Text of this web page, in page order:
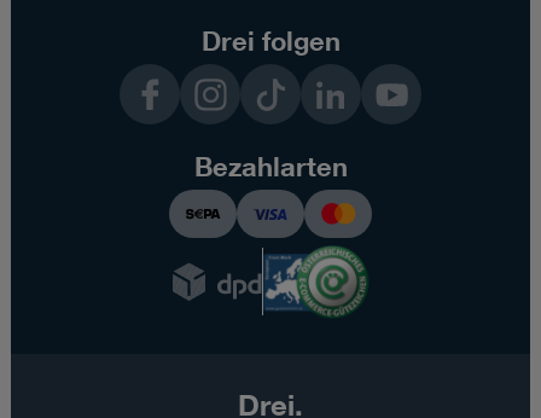
Drei folgen
InstagramTikTok LinkedInYouTube
Bezahlarten
Drei.